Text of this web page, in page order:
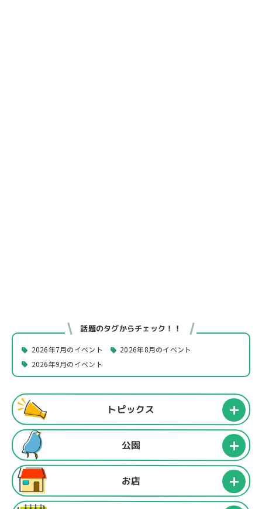
話題のタグからチェック！！
2026年7月のイベント
2026年8月のイベント
2026年9月のイベント
トピックス
公園
お店